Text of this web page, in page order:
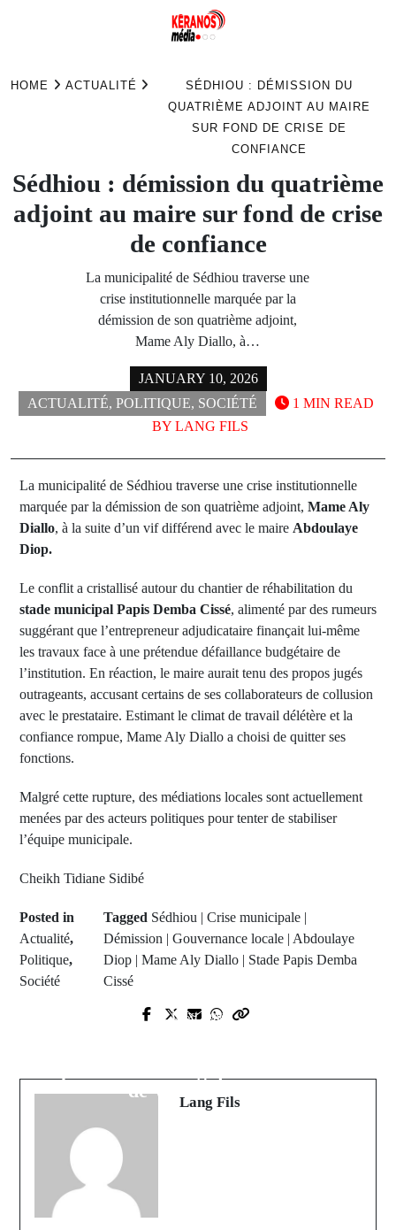
HOME ACTUALITÉ
SÉDHIOU : DÉMISSION DU
QUATRIÈME ADJOINT AU MAIRE
SUR FOND DE CRISE DE
CONFIANCE
Sédhiou : démission du quatrième
adjoint au maire sur fond de crise
de confiance
La municipalité de Sédhiou traverse une
crise institutionnelle marquée par la
démission de son quatrième adjoint,
Mame Aly Diallo, à…
JANUARY 10, 2026
ACTUALITÉ, POLITIQUE, SOCIÉTÉ
BY LANG FILS
1 MIN READ
La municipalité de Sédhiou traverse une crise institutionnelle
marquée par la démission de son quatrième adjoint, Mame Aly
Diallo, à la suite d’un vif différend avec le maire Abdoulaye
Diop.
Le conflit a cristallisé autour du chantier de réhabilitation du
stade municipal Papis Demba Cissé, alimenté par des rumeurs
suggérant que l’entrepreneur adjudicataire finançait lui-même
les travaux face à une prétendue défaillance budgétaire de
l’institution. En réaction, le maire aurait tenu des propos jugés
outrageants, accusant certains de ses collaborateurs de collusion
avec le prestataire. Estimant le climat de travail délétère et la
confiance rompue, Mame Aly Diallo a choisi de quitter ses
fonctions.
Malgré cette rupture, des médiations locales sont actuellement
menées par des acteurs politiques pour tenter de stabiliser
l’équipe municipale.
Cheikh Tidiane Sidibé
Posted in
Actualité,
Politique,
Société
Tagged Sédhiou | Crise municipale |
Démission | Gouvernance locale | Abdoulaye
Diop | Mame Aly Diallo | Stade Papis Demba
Cissé
Prev Post
Next Post
de Wilfred Ndidi
Lang Fils